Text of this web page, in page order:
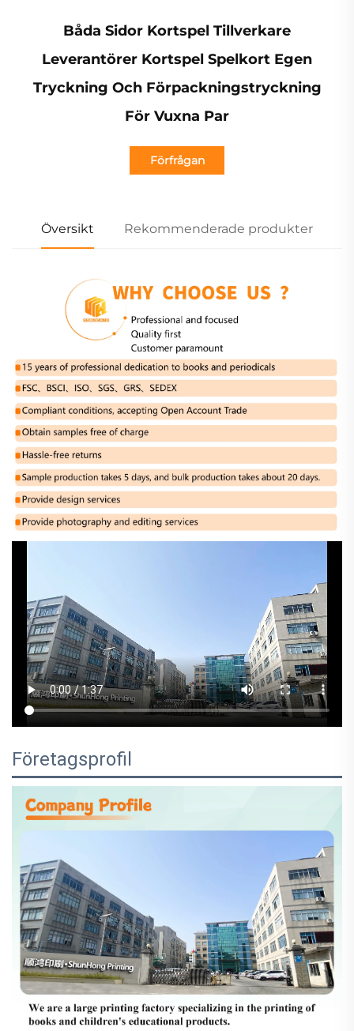
Båda Sidor Kortspel Tillverkare
Leverantörer Kortspel Spelkort Egen
Tryckning Och Förpackningstryckning
För Vuxna Par
Förfrågan
Översikt Rekommenderade produkter
Företagsprofil